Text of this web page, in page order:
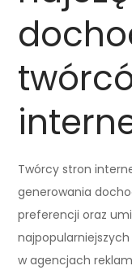
Twórcy stron
generowania
preferencji oraz
w agencjach